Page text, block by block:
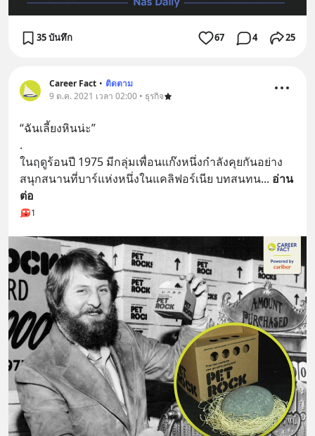
35 บันทึก 67 4 25
Career Fact • ติดตาม
9 ต.ค. 2021 เวลา 02:00 • ธุรกิจ
“ฉันเลี้ยงหินน่ะ”
.
ในฤดูร้อนปี 1975 มีกลุ่มเพื่อนแก๊งหนึ่งกำลังคุยกันอย่าง
สนุกสนานที่บาร์แห่งหนึ่งในแคลิฟอร์เนีย บทสนทน... อ่าน
ต่อ
1